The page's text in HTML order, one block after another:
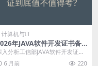
计算机与IT
年JAVA软件开发证书备
指南：工信部认证到底值不
入分析工信部JAVA软件开发证书
真实价值，从考试内容、备考方
6 月前 220